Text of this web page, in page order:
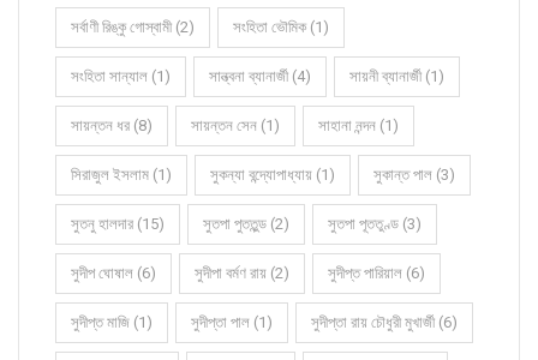
সর্বাণী রিঙ্কু গোস্বামী (2) সংহিতা ভৌমিক (1)
সংহিতা সান্যাল (1) সান্ত্বনা ব্যানার্জী (4) সায়নী ব্যানার্জী (1)
সায়ন্তন ধর (8) সায়ন্তন সেন (1) সাহানা নন্দন (1)
সিরাজুল ইসলাম (1) সুকন্যা বন্দ্যোপাধ্যায় (1) সুকান্ত পাল (3)
সুতনু হালদার (15) সুতপা পুততুন্ড (2) সুতপা পূততুণ্ড (3)
সুদীপ ঘোষাল (6) সুদীপা বর্মণ রায় (2) সুদীপ্ত পারিয়াল (6)
সুদীপ্ত মাজি (1) সুদীপ্তা পাল (1) সুদীপ্তা রায় চৌধুরী মুখার্জী (6)